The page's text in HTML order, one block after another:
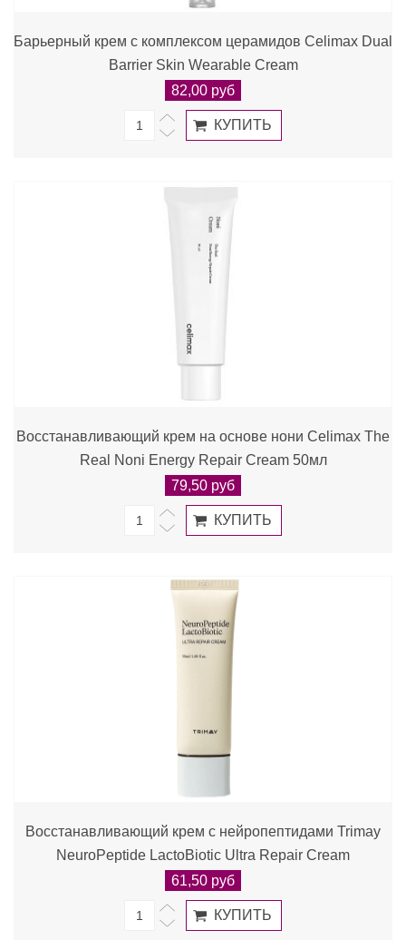
Барьерный крем с комплексом церамидов Celimax Dual
Barrier Skin Wearable Cream
82,00 руб
Восстанавливающий крем на основе нони Celimax The
Real Noni Energy Repair Cream 50мл
79,50 руб
Восстанавливающий крем с нейропептидами Trimay
NeuroPeptide LactoBiotic Ultra Repair Cream
61,50 руб